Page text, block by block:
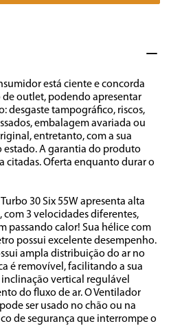
está ciente e concorda
outlet, podendo apresentar
desgaste tampográfico, riscos,
embalagem avariada ou
entretanto, com a sua
A garantia do produto
citadas. Oferta enquanto durar o
30 Six 55W apresenta alta
3 velocidades diferentes,
passando calor! Sua hélice com
possui excelente desempenho.
ampla distribuição do ar no
é removível, facilitando a sua
vertical regulável
do fluxo de ar. O Ventilador
ser usado no chão ou na
de segurança que interrompe o